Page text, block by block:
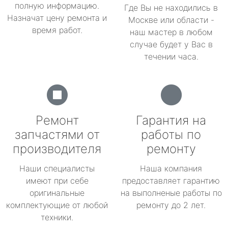
полную информацию.
Назначат цену ремонта и
время работ.
Где Вы не находились в
Москве или области -
наш мастер в любом
случае будет у Вас в
течении часа.
Ремонт
запчастями от
производителя
Наши специалисты
имеют при себе
оригинальные
комплектующие от любой
техники.
Гарантия на
работы по
ремонту
Наша компания
предоставляет гарантию
на выполненые работы по
ремонту до 2 лет.